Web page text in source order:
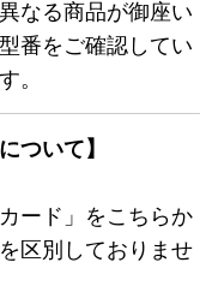
なる商品が御座い
番をご確認してい
。
ついて】
ード」をこちらか
区別しておりませ